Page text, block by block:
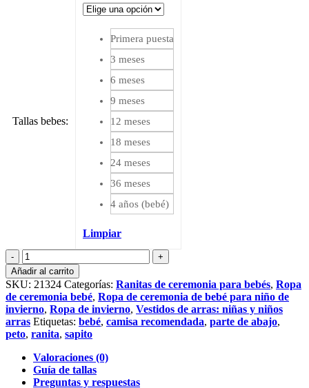
Tallas bebes:
Primera puesta
3 meses
6 meses
9 meses
12 meses
18 meses
24 meses
36 meses
4 años (bebé)
Limpiar
Ranita
de
paño
cantidad
Añadir al carrito
SKU: 21324 Categorías: Ranitas de ceremonia para bebés, Ropa
de ceremonia bebé, Ropa de ceremonia de bebé para niño de
invierno, Ropa de invierno, Vestidos de arras: niñas y niños
arras Etiquetas: bebé, camisa recomendada, parte de abajo,
peto, ranita, sapito
Valoraciones (0)
Guía de tallas
Preguntas y respuestas